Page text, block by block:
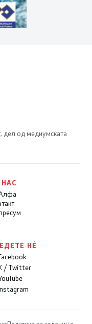
дел од медиумската
НАС
НÉ
/ Twitter